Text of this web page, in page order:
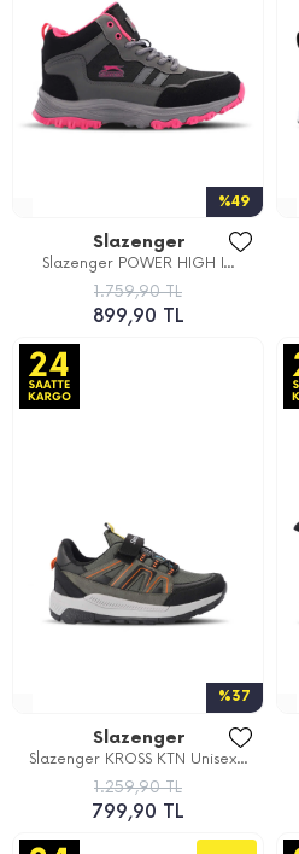
%49
Slazenger
Slazenger POWER HIGH I...
1.759,90 TL
899,90 TL
%37
Slazenger
Slazenger KROSS KTN Unisex...
1.259,90 TL
799,90 TL